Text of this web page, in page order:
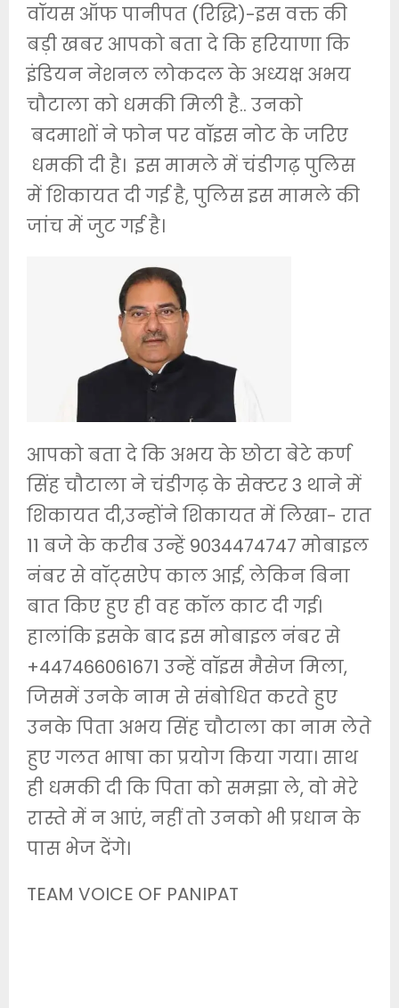
वॉयस ऑफ पानीपत (रिद्धि)-इस वक्त की
बड़ी खबर आपको बता दे कि हरियाणा कि
इंडियन नेशनल लोकदल के अध्यक्ष अभय
चौटाला को धमकी मिली है.. उनको
बदमाशों ने फोन पर वॉइस नोट के जरिए
धमकी दी है। इस मामले में चंडीगढ़ पुलिस
में शिकायत दी गई है, पुलिस इस मामले की
जांच में जुट गई है।
आपको बता दे कि अभय के छोटा बेटे कर्ण
सिंह चौटाला ने चंडीगढ़ के सेक्टर 3 थाने में
शिकायत दी,उन्होंने शिकायत में लिखा- रात
11 बजे के करीब उन्हें 9034474747 मोबाइल
नंबर से वॉट्सऐप काल आई, लेकिन बिना
बात किए हुए ही वह कॉल काट दी गई।
हालांकि इसके बाद इस मोबाइल नंबर से
+447466061671 उन्हें वॉइस मैसेज मिला,
जिसमें उनके नाम से संबोधित करते हुए
उनके पिता अभय सिंह चौटाला का नाम लेते
हुए गलत भाषा का प्रयोग किया गया। साथ
ही धमकी दी कि पिता को समझा ले, वो मेरे
रास्ते में न आएं, नहीं तो उनको भी प्रधान के
पास भेज देंगे।
TEAM VOICE OF PANIPAT